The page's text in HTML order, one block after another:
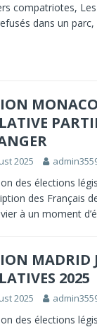
compatriotes,
dans un parc,
2025
des élections
des Français
à un moment
MADRID
2025
2025
des élections